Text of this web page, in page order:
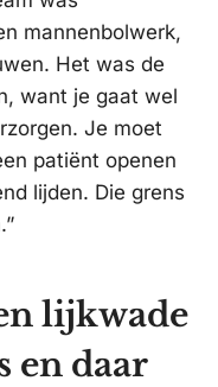
mannenbolwerk,
Het was de
want je gaat wel
Je moet
patiënt openen
lijden. Die grens
lijkwade
en daar